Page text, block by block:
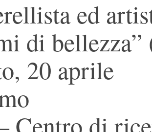
ed
di
20 aprile
Centro di